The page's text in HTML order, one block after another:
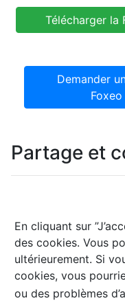
Télécharger la
Demander
Partage et
En cliquant sur
des cookies. Vous
ultérieurement. Si
cookies, vous
ou des problèmes